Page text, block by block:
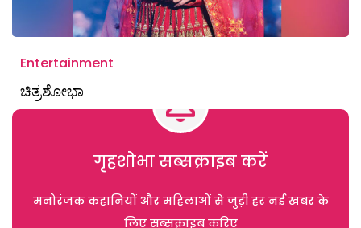
Entertainment
ಚಿತ್ರಶೋಭಾ
गृहशोभा सब्सक्राइब करें
मनोरंजक कहानियों और महिलाओं से जुड़ी हर नई खबर के
लिए सब्सक्राइब करिए